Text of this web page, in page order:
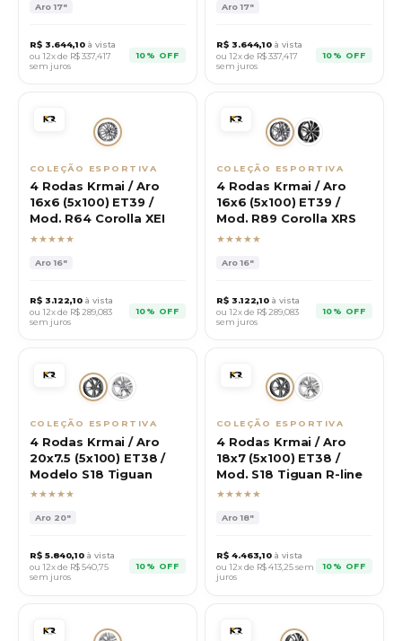
Aro17"
R$ 3.644,10 à vista
ou 12x de R$337,417
sem juros
10% OFF
Aro17"
R$ 3.644,10 à vista
ou 12x de R$337,417
sem juros
10% OFF
COLEÇÃO ESPORTIVA
4 Rodas Krmai / Aro
16x6 (5x100) ET39 /
Mod. R64 Corolla XEI
★★★★★
Aro16"
R$ 3.122,10 à vista
ou 12x de R$ 289,083
sem juros
10% OFF
COLEÇÃO ESPORTIVA
4 Rodas Krmai / Aro
16x6 (5x100) ET39 /
Mod. R89 Corolla XRS
★★★★★
Aro16"
R$ 3.122,10 à vista
ou 12x de R$ 289,083
sem juros
10% OFF
COLEÇÃO ESPORTIVA
4 Rodas Krmai / Aro
20x7.5 (5x100) ET38 /
Modelo S18 Tiguan
★★★★★
Aro 20"
R$ 5.840,10 à vista
ou 12x de R$540,75
sem juros
10% OFF
COLEÇÃO ESPORTIVA
4 Rodas Krmai / Aro
18x7 (5x100) ET38 /
Mod. S18 Tiguan R-line
★★★★★
Aro18"
R$ 4.463,10 à vista
ou 12x de R$413,25sem
juros
10% OFF